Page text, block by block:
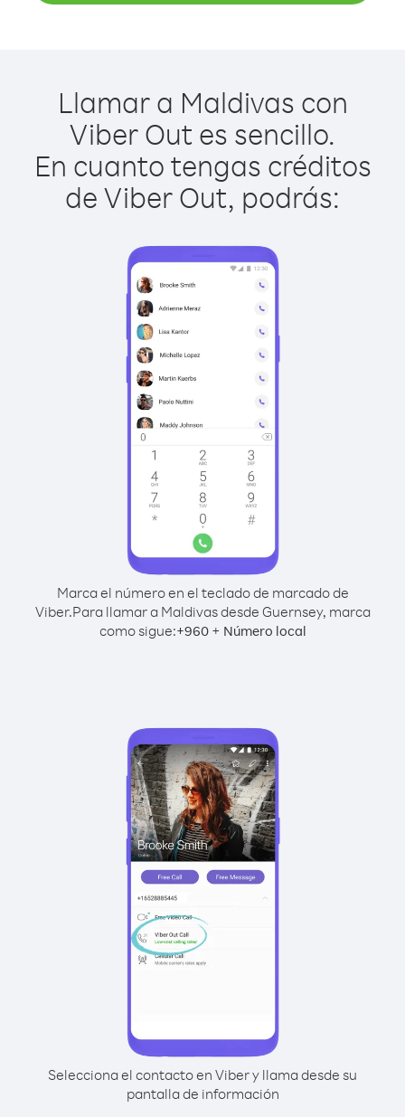
Llamar a Maldivas con
Viber Out es sencillo.
En cuanto tengas créditos
de Viber Out, podrás:
Marca el número en el teclado de marcado de
Viber.Para llamar a Maldivas desde Guernsey, marca
como sigue:+960+ Número local
Selecciona el contacto en Viber y llama desde su
pantalla de información